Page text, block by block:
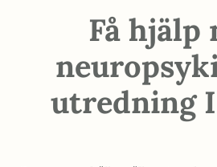
Få hjälp
utredning